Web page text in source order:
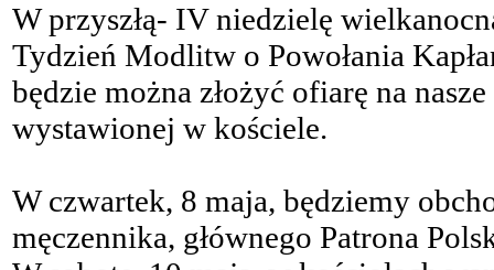
W przyszłą- IV niedzielę
Tydzień Modlitw o Powołania
będzie można złożyć ofiarę na
wystawionej w kościele.
W czwartek, 8 maja, będziemy
męczennika, głównego Patrona